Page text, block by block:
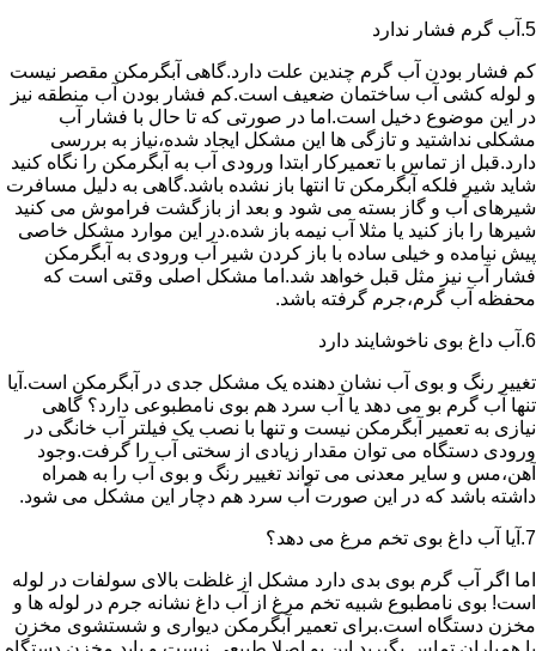
5.آب گرم فشار ندارد
کم فشار بودن آب گرم چندین علت دارد.گاهی آبگرمکن مقصر نیست
و لوله کشی آب ساختمان ضعیف است.کم فشار بودن آب منطقه نیز
در این موضوع دخیل است.اما در صورتی که تا حال با فشار آب
مشکلی نداشتید و تازگی ها این مشکل ایجاد شده،نیاز به بررسی
دارد.قبل از تماس با تعمیرکار ابتدا ورودی آب به آبگرمکن را نگاه کنید
شاید شیر فلکه آبگرمکن تا انتها باز نشده باشد.گاهی به دلیل مسافرت
شیرهای آب و گاز بسته می شود و بعد از بازگشت فراموش می کنید
شیرها را باز کنید یا مثلا آب نیمه باز شده.در این موارد مشکل خاصی
پیش نیامده و خیلی ساده با باز کردن شیر آب ورودی به آبگرمکن
فشار آب نیز مثل قبل خواهد شد.اما مشکل اصلی وقتی است که
محفظه آب گرم،جرم گرفته باشد.
6.آب داغ بوی ناخوشایند دارد
تغییر رنگ و بوی آب نشان دهنده یک مشکل جدی در آبگرمکن است.آیا
تنها آب گرم بو می دهد یا آب سرد هم بوی نامطبوعی دارد؟ گاهی
نیازی به تعمیر آبگرمکن نیست و تنها با نصب یک فیلتر آب خانگی در
ورودی دستگاه می توان مقدار زیادی از سختی آب را گرفت.وجود
آهن،مس و سایر معدنی می تواند تغییر رنگ و بوی آب را به همراه
داشته باشد که در این صورت آب سرد هم دچار این مشکل می شود.
7.آیا آب داغ بوی تخم مرغ می دهد؟
اما اگر آب گرم بوی بدی دارد مشکل از غلظت بالای سولفات در لوله
است! بوی نامطبوع شبیه تخم مرغ از آب داغ نشانه جرم در لوله ها و
مخزن دستگاه است.برای تعمیر آبگرمکن دیواری و شستشوی مخزن